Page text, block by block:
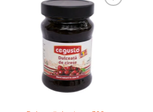
❤ Pune în Wishlist